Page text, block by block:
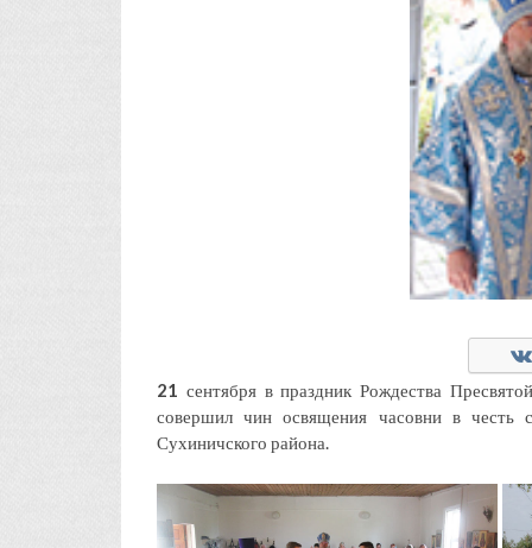
21 сентября в праздник Рождества
совершил чин освящения часовни в честь
Сухиничского района.